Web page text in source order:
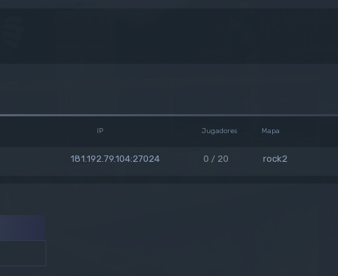
IP Jugadores Mapa
181.192.79.104:27024 0 / 20 rock2